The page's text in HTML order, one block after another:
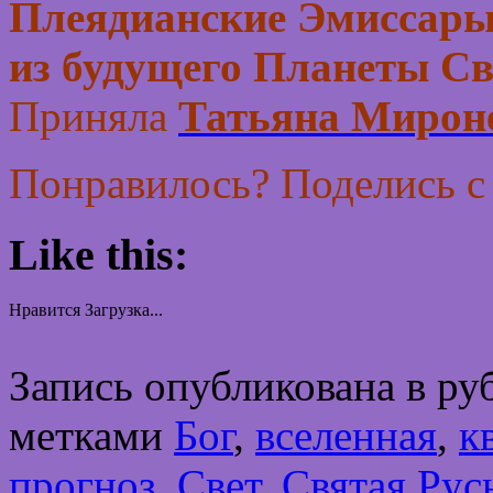
Плеядианские
из будущего Планеты
Приняла Татьяна
Понравилось? Поделись
Like this:
Нравится Загрузка...
Запись опубликована в
метками Бог, вселенная,